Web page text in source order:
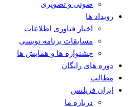
صوتی و تصویری
رویداد ها
اخبار فناوری اطلاعات
مسابقات برنامه نویسی
جشنواره ها و همایش ها
دوره های رایگان
مطالب
ایران فریلنس
درباره ما